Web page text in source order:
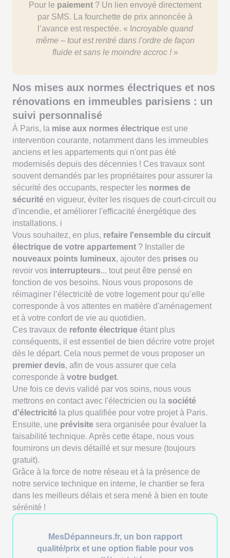
Pour le paiement ? Un lien envoyé directement
par SMS. La fourchette de prix annoncée à
l’avance est respectée. « I ncroyable quand
même – tout est rentré dans l'ordre de façon
fluide et sans le moindre accroc !»
Nos mises aux normes électriques et nos
rénovations en immeubles parisiens : un
suivi personnalisé
À Paris, la mise aux normes électrique est une
intervention courante, notamment dans les immeubles
anciens et les appartements qui n'ont pas été
modernisés depuis des décennies ! Ces travaux sont
souvent demandés par les propriétaires pour assurer la
sécurité des occupants, respecter les normes de
sécurité en vigueur, éviter les risques de court-circuit ou
d'incendie, et améliorer l'efficacité énergétique des
installations. i
Vous souhaitez, en plus, refaire l'ensemble du circuit
électrique de votre appartement ? Installer de
nouveaux points lumineux, ajouter des prises ou
revoir vos interrupteurs... tout peut être pensé en
fonction de vos besoins. Nous vous proposons de
réimaginer l’électricité de votre logement pour qu’elle
corresponde à vos attentes en matière d'aménagement
et à votre confort de vie au quotidien.
Ces travaux de refonte électrique étant plus
conséquents, il est essentiel de bien décrire votre projet
dès le départ. Cela nous permet de vous proposer un
premier devis, afin de vous assurer que cela
corresponde à votre budget.
Une fois ce devis validé par vos soins, nous vous
mettrons en contact avec l'électricien ou la société
d'électricité la plus qualifiée pour votre projet à Paris.
Ensuite, une prévisite sera organisée pour évaluer la
faisabilité technique. Après cette étape, nous vous
fournirons un devis détaillé et sur mesure (toujours
gratuit).
Grâce à la force de notre réseau et à la présence de
notre service technique en interne, le chantier se fera
dans les meilleurs délais et sera mené à bien en toute
sérénité !
MesDépanneurs.fr, un bon rapport
qualité/prix et une option fiable pour vos